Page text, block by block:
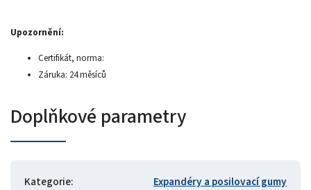
Upozornění:
Certifikát, norma:
Záruka: 24 měsíců
Doplňkové parametry
Kategorie:
Expandéry a posilovací gumy